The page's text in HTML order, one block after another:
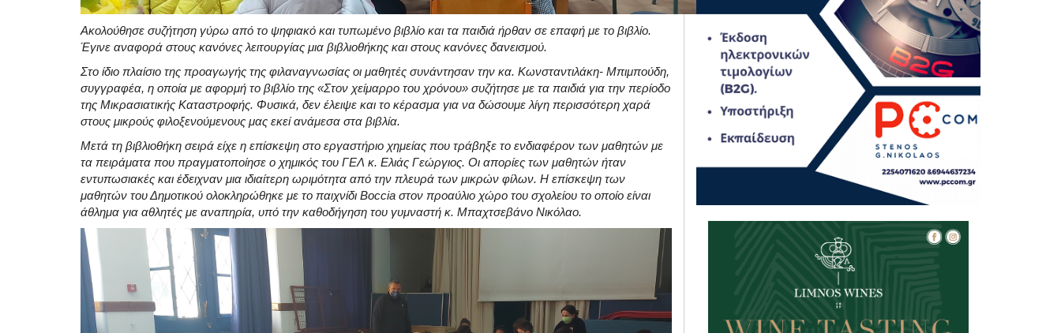
Ακολούθησε συζήτηση γύρω από το ψηφιακό και τυπωμένο βιβλίο και τα παιδιά ήρθαν σε επαφή με το βιβλίο.
Έγινε αναφορά στους κανόνες λειτουργίας μια βιβλιοθήκης και στους κανόνες δανεισμού.
Στο ίδιο πλαίσιο της προαγωγής της φιλαναγνωσίας οι μαθητές συνάντησαν την κα. Κωνσταντιλάκη- Μπιμπούδη,
συγγραφέα, η οποία με αφορμή το βιβλίο της «Στον χείμαρρο του χρόνου» συζήτησε με τα παιδιά για την περίοδο
της Μικρασιατικής Καταστροφής. Φυσικά, δεν έλειψε και το κέρασμα για να δώσουμε λίγη περισσότερη χαρά
στους μικρούς φιλοξενούμενους μας εκεί ανάμεσα στα βιβλία.
Μετά τη βιβλιοθήκη σειρά είχε η επίσκεψη στο εργαστήριο χημείας που τράβηξε το ενδιαφέρον των μαθητών με
τα πειράματα που πραγματοποίησε ο χημικός του ΓΕΛ κ. Ελιάς Γεώργιος. Οι απορίες των μαθητών ήταν
εντυπωσιακές και έδειχναν μια ιδιαίτερη ωριμότητα από την πλευρά των μικρών φίλων. Η επίσκεψη των
μαθητών του Δημοτικού ολοκληρώθηκε με το παιχνίδι Boccia στον προαύλιο χώρο του σχολείου το οποίο είναι
άθλημα για αθλητές με αναπηρία, υπό την καθοδήγηση του γυμναστή κ. Μπαχτσεβάνο Νικόλαο.